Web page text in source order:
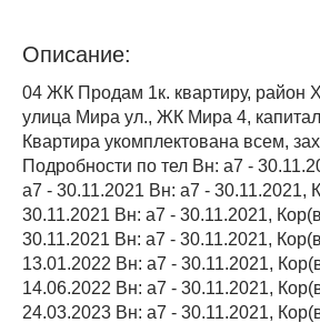
Описание:
04 ЖК Продам 1к. квартиру, район
улица Мира ул., ЖК Мира 4,
Квартира укомплектована всем,
Подробности по тел Вн: a7 -
a7 - 30.11.2021 Вн: a7 - 30.11.2021,
30.11.2021 Вн: a7 - 30.11.2021,
30.11.2021 Вн: a7 - 30.11.2021,
13.01.2022 Вн: a7 - 30.11.2021,
14.06.2022 Вн: a7 - 30.11.2021,
24.03.2023 Вн: a7 - 30.11.2021,